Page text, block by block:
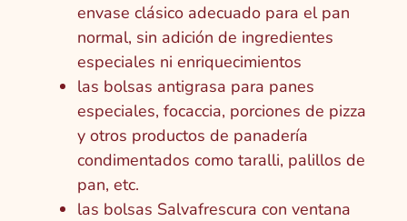
envase clásico adecuado para el pan
normal, sin adición de ingredientes
especiales ni enriquecimientos
las bolsas antigrasa para panes
especiales, focaccia, porciones de pizza
y otros productos de panadería
condimentados como taralli, palillos de
pan, etc.
las bolsas Salvafrescura con ventana